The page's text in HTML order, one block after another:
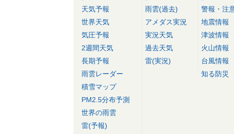
天気予報
世界天気
気圧予報
2週間天気
長期予報
雨雲レーダー
積雪マップ
PM2.5分布予測
世界の雨雲
雷(予報)
雨雲(過去)
アメダス実況
実況天気
過去天気
雷(実況)
警報・注
地震情報
津波情報
火山情報
台風情報
知る防災